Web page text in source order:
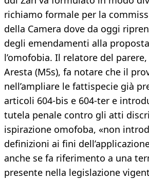
richiamo formale per la
della Camera dove da oggi
degli emendamenti alla
l’omofobia. Il relatore del
Aresta (M5s), fa notare che il
nell’ampliare le fattispecie già
articoli 604-bis e 604-ter e
tutela penale contro gli atti
ispirazione omofoba, «non
definizioni ai fini
anche se fa riferimento a una
presente nella legislazione